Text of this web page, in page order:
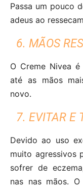
Passa um pouco
adeus ao
6. MÃOS
O Creme Nivea
até as mãos
novo.
7. EVITAR E
Devido ao uso
muito agressivos
sofrer de
nas nas mãos.